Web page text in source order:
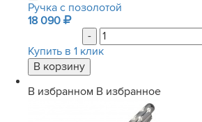
Ручка с позолотой
18 090
-
Купить в 1 клик
В избранном В избранное